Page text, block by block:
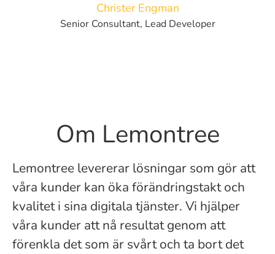
Christer Engman
Senior Consultant, Lead Developer
Om Lemontree
Lemontree levererar lösningar som gör att
våra kunder kan öka förändringstakt och
kvalitet i sina digitala tjänster. Vi hjälper
våra kunder att nå resultat genom att
förenkla det som är svårt och ta bort det